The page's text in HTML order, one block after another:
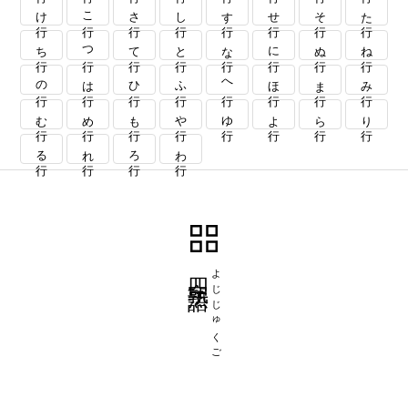
け行 こ行 さ行 し行 す行 せ行 そ行 た行
ち行 つ行 て行 と行 な行 に行 ぬ行 ね行
の行 は行 ひ行 ふ行 へ行 ほ行 ま行 み行
む行 め行 も行 や行 ゆ行 よ行 ら行 り行
る行 れ行 ろ行 わ行
よじじゅくご